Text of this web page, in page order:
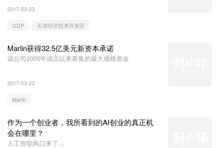
2000亿元
2017-03-23
GDP 天津经济技术开发区
Marlin获得32.5亿美元新资本承诺
该公司2005年成立以来募集的最大规模资金
2017-03-23
Marlin
作为一个创业者，我所看到的AI创业的真正机
会在哪里？
人工智能风口来了...